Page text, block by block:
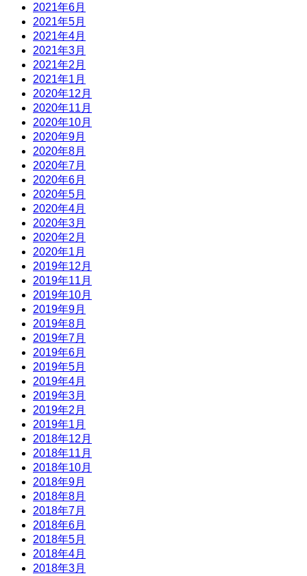
2021年6月
2021年5月
2021年4月
2021年3月
2021年2月
2021年1月
2020年12月
2020年11月
2020年10月
2020年9月
2020年8月
2020年7月
2020年6月
2020年5月
2020年4月
2020年3月
2020年2月
2020年1月
2019年12月
2019年11月
2019年10月
2019年9月
2019年8月
2019年7月
2019年6月
2019年5月
2019年4月
2019年3月
2019年2月
2019年1月
2018年12月
2018年11月
2018年10月
2018年9月
2018年8月
2018年7月
2018年6月
2018年5月
2018年4月
2018年3月